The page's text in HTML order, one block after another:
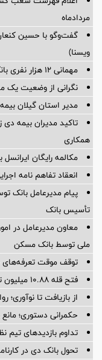
مردادماه
گفت‌وگو با حسین
ویسنا)
مهمانی ۱۲ هزار نفری بانک صادرات ایران
نگرانی از وضعیت یک
مدیر استان گیلان
تاکید مدیران بیمه دی
همکاری
مکالمه رایگان
انعقاد تفاهم نامه
تأسیس بانک
ملی توسط بانک مسکن
توقف موقت تعرفه‌های
فتح قله ۱۰.۸۸ میلیون تنی تولید در سال ۱۴۰۴
از بازیافت تا نوآوری؛ روایت ۱۳.۵ همت ارزش‌آفرینی در
حکمرانی دستوری؛
تداوم بازدیدهای تیم
تحول بانک دی در